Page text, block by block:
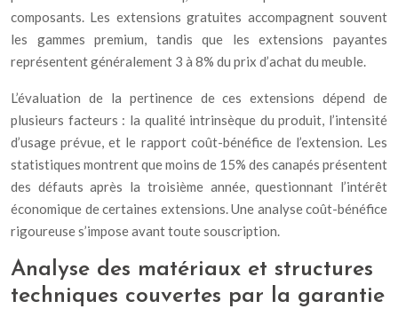
composants. Les extensions gratuites accompagnent souvent
les gammes premium, tandis que les extensions payantes
représentent généralement 3 à 8% du prix d’achat du meuble.
L’évaluation de la pertinence de ces extensions dépend de
plusieurs facteurs : la qualité intrinsèque du produit, l’intensité
d’usage prévue, et le rapport coût-bénéfice de l’extension. Les
statistiques montrent que moins de 15% des canapés présentent
des défauts après la troisième année, questionnant l’intérêt
économique de certaines extensions. Une analyse coût-bénéfice
rigoureuse s’impose avant toute souscription.
Analyse des matériaux et structures
techniques couvertes par la garantie